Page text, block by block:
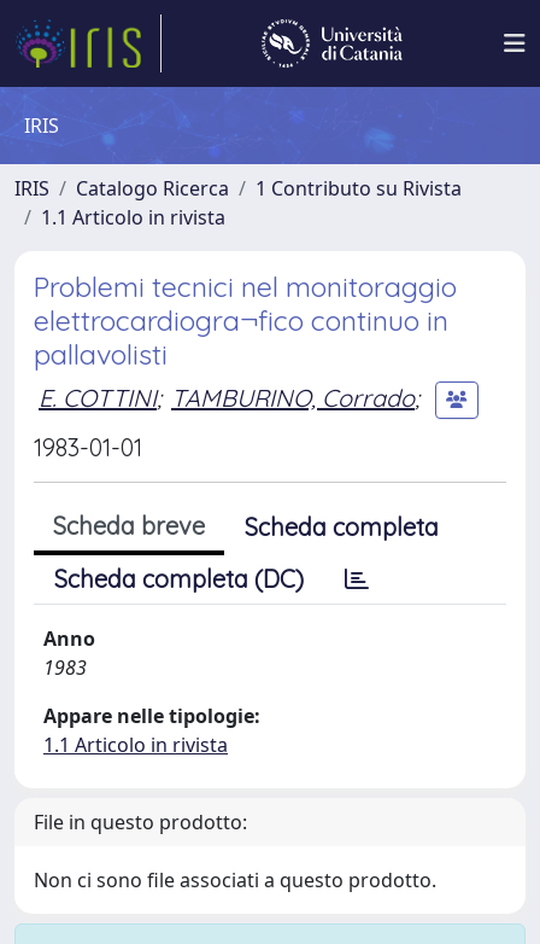
IRIS
IRIS Catalogo Ricerca
1 Contributo su Rivista
1.1 Articolo in rivista
Problemi tecnici nel monitoraggio
elettrocardiogra¬fico continuo in
pallavolisti
E. COTTINI; TAMBURINO, Corrado;
1983-01-01
Scheda breve
Scheda completa
Scheda completa (DC)
Anno
1983
Appare nelle tipologie:
1.1 Articolo in rivista
File in questo prodotto:
Non ci sono file associati a questo prodotto.